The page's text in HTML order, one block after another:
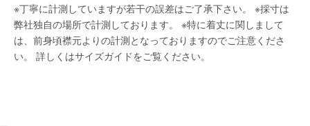
※丁寧に計測していますが若干の誤差はご了承下さい。 ※採寸は
弊社独自の場所で計測しております。 ※特に着丈に関しまして
は、前身頃襟元よりの計測となっておりますのでご注意くださ
い。 詳しくはサイズガイドをご覧ください。